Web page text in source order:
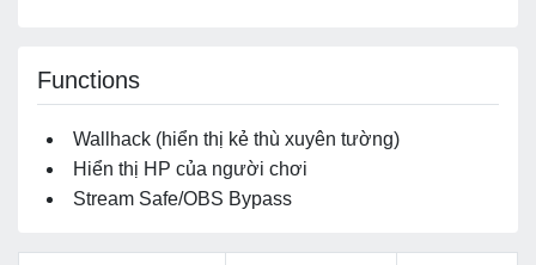
Functions
Wallhack (hiển thị kẻ thù xuyên tường)
Hiển thị HP của người chơi
Stream Safe/OBS Bypass